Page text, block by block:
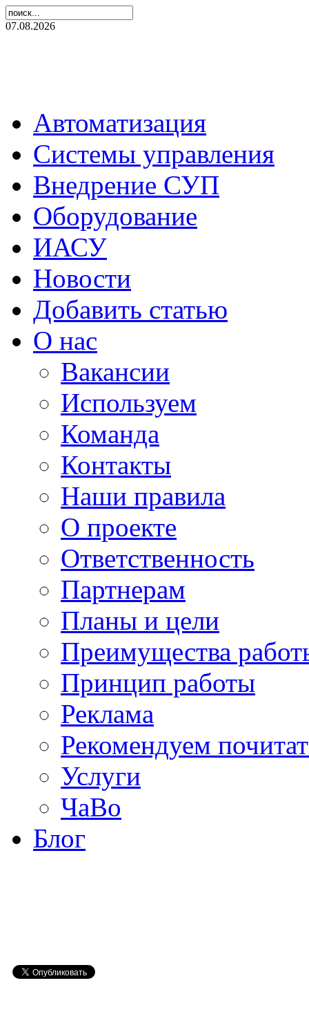
07.08.2026
Автоматизация
Системы управления
Внедрение СУП
Оборудование
ИАСУ
Новости
Добавить статью
О нас
Вакансии
Используем
Команда
Контакты
Наши правила
О проекте
Ответственность
Партнерам
Планы и цели
Преимущества
Принцип работы
Реклама
Рекомендуем
Услуги
ЧаВо
Блог